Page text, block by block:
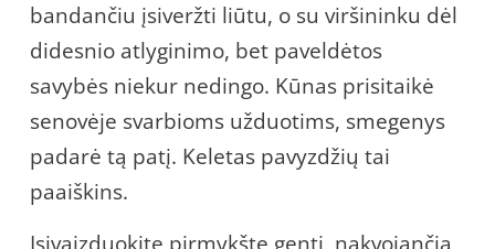
bandančiu įsiveržti liūtu, o su viršininku dėl
didesnio atlyginimo, bet paveldėtos
savybės niekur nedingo. Kūnas prisitaikė
senovėje svarbioms užduotims, smegenys
padarė tą patį. Keletas pavyzdžių tai
paaiškins.